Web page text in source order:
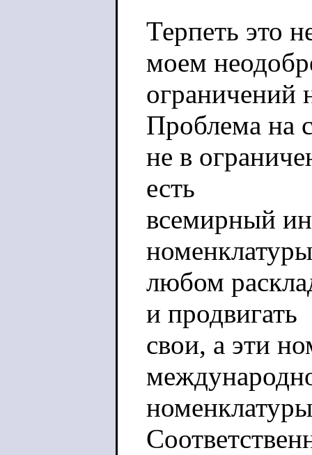
Терпеть это
моем
ограничений
Проблема на
не в
есть
всемирный
любом
и продвигать
свои, а эти